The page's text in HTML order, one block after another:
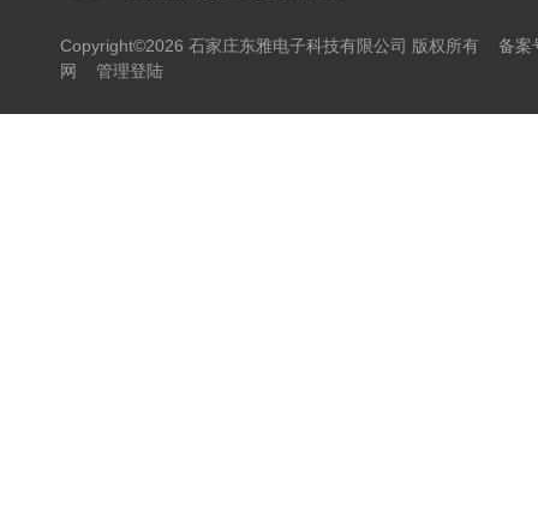
Copyright©2026 石家庄东雅电子科技有限公司 版权所有 备案
网
管理登陆